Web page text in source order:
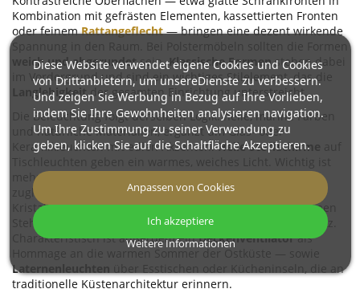
Kombination mit gefrästen Elementen, kassettierten Fronten
oder feinemRattangeflecht— bringen eine dezent wirkende
Spannung in den Raum. Bei Polstermöbeln sollten die Formen
weich und abgerundetsein.Klassische Formenstehen dabei
im Vordergrund und sind ein wichtiges Stilelement, das die
Langlebigkeitder gesamten Einrichtung unterstreicht.
Die Beleuchtung folgt derselben Logik: helle, marine Farben
und natürliche Materialien, ergänzt um Glas- oder
Keramikleuchten mit edlen Akzenten.Helle Stoffschirme
Tischleuchten geben ein warmes, weiches Licht. Wichtig ist
mehrschichtige Beleuchtung, die eine ferienhafte und
zugleich gemütliche Atmosphäre erzeugt. Neben
Kristallleuchtern oder kerzenartigen Hängelampen kommen
Stehlampen, Tischleuchten und Wandleuchten zum Einsatz.
Charakteristisch ist außerdem einDeckenventilatorals
Hommage an die warmen Sommer der Ostküste — sowie
Laternenleuchten über Esstischen oder Kücheninseln, die an
traditionelle Küstenarchitektur erinnern.
Diese Website verwendet eigene Cookies und Cookies
von Drittanbietern, um unsereDienste zu verbessern.
Und zeigen Sie Werbung in Bezug auf Ihre Vorlieben,
indem Sie Ihre Gewohnheiten analysieren navigation.
Um Ihre Zustimmung zu seiner Verwendung zu
geben, klicken Sie auf die Schaltfläche Akzeptieren.
Weitere Informationen
Anpassen von Cookies
Ich akzeptiere